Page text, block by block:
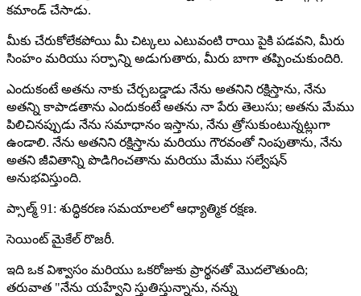
కమాండ్ చేసాడు.
మీకు చేరుకోలేకపోయి మీ చిట్కలు ఎటువంటి రాయి పైకి పడవని, మీరు
సింహం మరియు సర్పాన్ని అడుగుతారు, మీరు బాగా తప్పించుకుందిరి.
ఎందుకంటే అతను నాకు చేర్చబడ్డాడు నేను అతనిని రక్షిస్తాను, నేను
అతన్ని కాపాడతాను ఎందుకంటే అతను నా పేరు తెలుసు; అతను మేము
పిలిచినప్పుడు నేను సమాధానం ఇస్తాను, నేను త్రోసుకుంటున్నట్లుగా
ఉండాలి. నేను అతనిని రక్షిస్తాను మరియు గౌరవంతో నింపుతాను, నేను
అతని జీవితాన్ని పొడిగించతాను మరియు మేము సల్వేషన్
అనుభవిస్తుంది.
ప్సాల్మ్ 91: శుద్ధికరణ సమయాలలో ఆధ్యాత్మిక రక్షణ.
సెయింట్ మైకేల్ రొజరీ.
ఇది ఒక విశ్వాసం మరియు ఒకరోజుకు ప్రార్థనతో మొదలౌతుంది;
తరువాత "నేను యహ్వేని స్తుతిస్తున్నాను, నన్ను